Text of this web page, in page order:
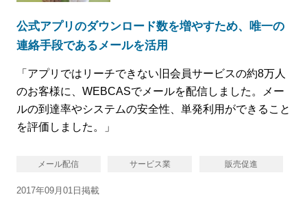
公式アプリのダウンロード数を増やすため、唯一の
連絡手段であるメールを活用
「アプリではリーチできない旧会員サービスの約8万人
のお客様に、WEBCASでメールを配信しました。メー
ルの到達率やシステムの安全性、単発利用ができること
を評価しました。」
メール配信 サービス業 販売促進
2017年09月01日掲載